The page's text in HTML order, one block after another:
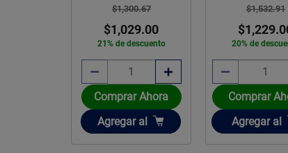
$1,300.67
$1,029.00
21% de descuento
Comprar Ahora
Añadir
Agregar al
$1,532.91
20% de
Comprar
Añadir
Agregar al